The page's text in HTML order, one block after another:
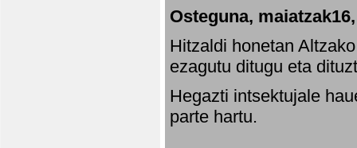
Osteguna,
Hitzaldi honetan
ezagutu ditugu eta
Hegazti intsektujale
parte hartu.